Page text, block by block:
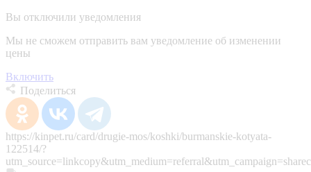
Вы отключили уведомления
Мы не сможем отправить вам уведомление об изменении
цены
Включить
Поделиться
https://kinpet.ru/card/drugie-mos/koshki/burmanskie-kotyata-
122514/?